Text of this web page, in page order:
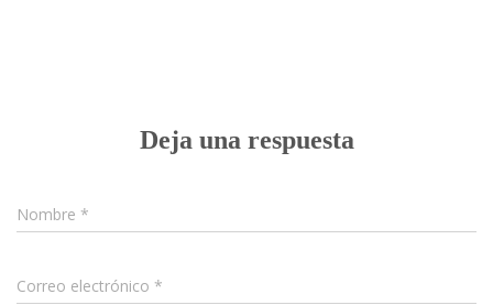
Deja una respuesta
Nombre *
Correo electrónico *